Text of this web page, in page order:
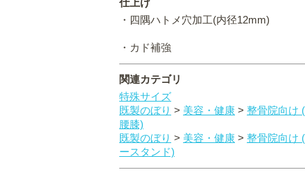
仕上げ
・四隅ハトメ穴加工(内径12mm)
・カド補強
関連カテゴリ
特殊サイズ
既製のぼり > 美容・健康 > 整骨院向け
腰膝)
既製のぼり > 美容・健康 > 整骨院向け
ースタンド)